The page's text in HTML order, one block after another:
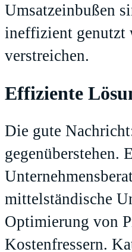
Umsatzeinbußen
ineffizient genutzt
verstreichen.
Effiziente
Die gute
gegenüberstehen.
mittelständische
Optimierung von
Kostenfressern.